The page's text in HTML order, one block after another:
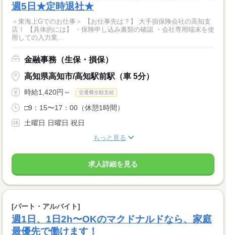
週5日★定時退社★
＜東海上Gでのお仕事＞ 【お仕事先は？】 大手損保険会社の高知支
店！ 【具体的には】 ・保険申し込み書類の確認 ・会社専用端末を使
用しての入力業...
金融事務（生保・損保）
高知県高知市/高知駅前駅（車 5分）
時給1,420円～ 交通費全額支給
□9：15〜17：00（休憩1時間）
土曜日 日曜日 祝日
もっと見る
求人詳細を見る
[パート・アルバイト]
週1日、1日2h〜OKのマクドナルドなら、家庭
最優先で働けます！